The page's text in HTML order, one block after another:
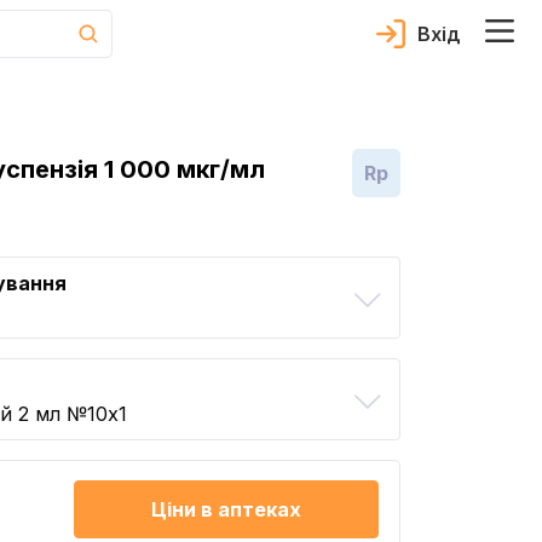
Вхід
1 000 мкг/мл Rp
2 мл №10x1
Ціни в аптеках